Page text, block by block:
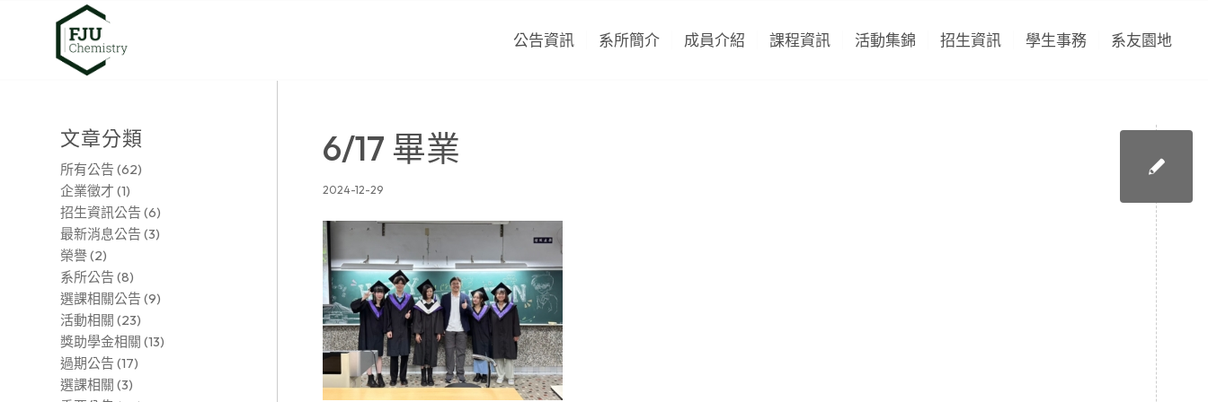
公告資訊 系所簡介 成員介紹 課程資訊 活動集錦 招生資訊 學生事務 系友園地
6/17 畢業
2024-12-29
文章分類
所有公告 (62)
企業徵才 (1)
招生資訊公告 (6)
最新消息公告 (3)
榮譽(2)
系所公告 (8)
選課相關公告 (9)
活動相關 (23)
獎助學金相關 (13)
過期公告 (17)
選課相關 (3)